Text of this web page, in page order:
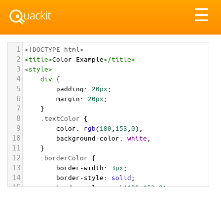
☰
1 <!DOCTYPE html>
2 <title>Color Example</title>
3 <style>
4 div {
5 padding: 20px;
6 margin: 20px;
7 }
8 .textColor {
9 color: rgb(180 153 0);
10 background-color: white;
11 }
12 .borderColor {
13 border-width: 3px;
14 border-style: solid;
15 border-color: rgb(180,153,0);